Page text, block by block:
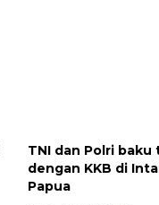
TNI dan Polri baku
dengan KKB di
Papua